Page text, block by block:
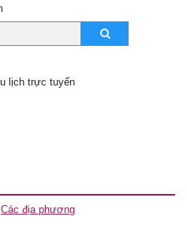
Các địa phương